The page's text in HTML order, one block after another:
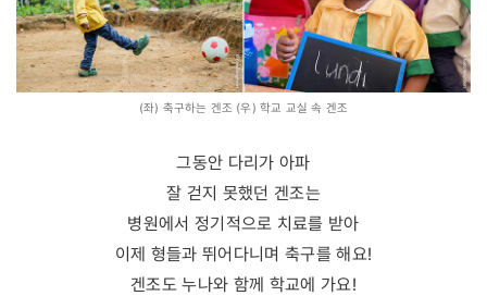
(좌) 축구하는 겐조 (우) 학교 교실 속 겐조
그동안 다리가 아파
잘 걷지 못했던 겐조는
병원에서 정기적으로 치료를 받아
이제 형들과 뛰어다니며 축구를 해요!
겐조도 누나와 함께 학교에 가요!